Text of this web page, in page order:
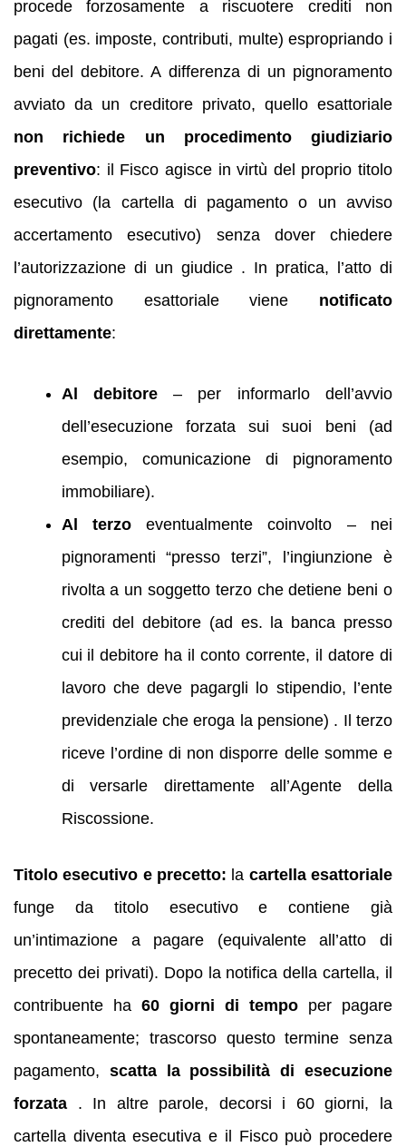
procede forzosamente a riscuotere crediti non
pagati (es. imposte, contributi, multe) espropriando i
beni del debitore. A differenza di un pignoramento
avviato da un creditore privato, quello esattoriale
non richiede un procedimento giudiziario
preventivo: il Fisco agisce in virtù del proprio titolo
esecutivo (la cartella di pagamento o un avviso
accertamento esecutivo) senza dover chiedere
l’autorizzazione di un giudice . In pratica, l’atto di
pignoramento esattoriale viene notificato
direttamente:
Al debitore– per informarlo dell’avvio
dell’esecuzione forzata sui suoi beni (ad
esempio, comunicazione di pignoramento
immobiliare).
Al terzoeventualmente coinvolto – nei
pignoramenti “presso terzi”, l’ingiunzione è
rivolta a un soggetto terzo che detiene beni o
crediti del debitore (ad es. la banca presso
cui il debitore ha il conto corrente, il datore di
lavoro che deve pagargli lo stipendio, l’ente
previdenziale che eroga la pensione) . Il terzo
riceve l’ordine di non disporre delle somme e
di versarle direttamente all’Agente della
Riscossione.
Titolo esecutivo e precetto: la cartella esattoriale
funge da titolo esecutivo e contiene già
un’intimazione a pagare (equivalente all’atto di
precetto dei privati). Dopo la notifica della cartella, il
contribuente ha 60 giorni di tempo per pagare
spontaneamente; trascorso questo termine senza
pagamento, scatta la possibilità di esecuzione
forzata . In altre parole, decorsi i 60 giorni, la
cartella diventa esecutiva e il Fisco può procedere